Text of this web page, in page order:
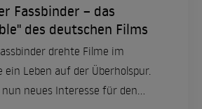
Fassbinder – das
des deutschen Films
drehte Filme im
ein Leben auf der Überholspur.
neues Interesse für den